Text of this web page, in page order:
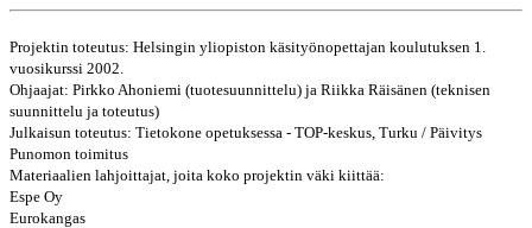
Projektin toteutus: Helsingin yliopiston käsityönopettajan koulutuksen 1.
vuosikurssi 2002.
Ohjaajat: Pirkko Ahoniemi (tuotesuunnittelu) ja Riikka Räisänen (teknisen
suunnittelu ja toteutus)
Julkaisun toteutus: Tietokone opetuksessa - TOP-keskus, Turku / Päivitys
Punomon toimitus
Materiaalien lahjoittajat, joita koko projektin väki kiittää:
Espe Oy
Eurokangas